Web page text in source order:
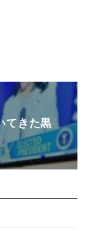
てきた黒